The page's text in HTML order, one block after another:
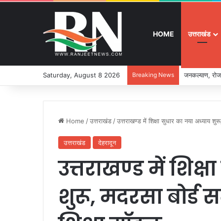
HOME उत्तराखंड
Saturday, August 8 2026 Breaking News जनकल्याण,
Home /उत्तराखंड /उत्तराखण्ड में शिक्षा सुधार का नया अध्याय
उत्तराखंड देहरादून
उत्तराखण्ड में
शुरू, मदरसा बोर्ड